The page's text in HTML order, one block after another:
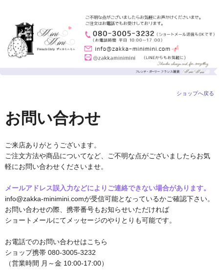
ショップへ戻る
お問い合わせ
ご来店ありがとうございます。
ご注文方法や商品についてなど、ご不明な点がございましたらお気
軽にお問い合わせくださいませ。
メールアドレス誤入力などによりご連絡できない場合があります。
info@zakka-minimini.comが受信可能となっているかご確認下さい。
お問い合わせの際、携帯番号もお知らせいただければ
ショートメールにてメッセージのやりとりも可能です。
お電話でのお問い合わせはこちら
ショップ携帯 080-3005-3232
（営業時間 月～金 10:00-17:00）